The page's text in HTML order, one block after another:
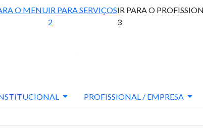
O MENUIR PARA SERVIÇOS
2
IR PARA O
3
PROFISSIONAL / EMPRESA